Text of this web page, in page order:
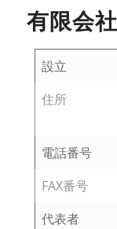
有限会
設立
住所
電話番号
FAX番号
代表者